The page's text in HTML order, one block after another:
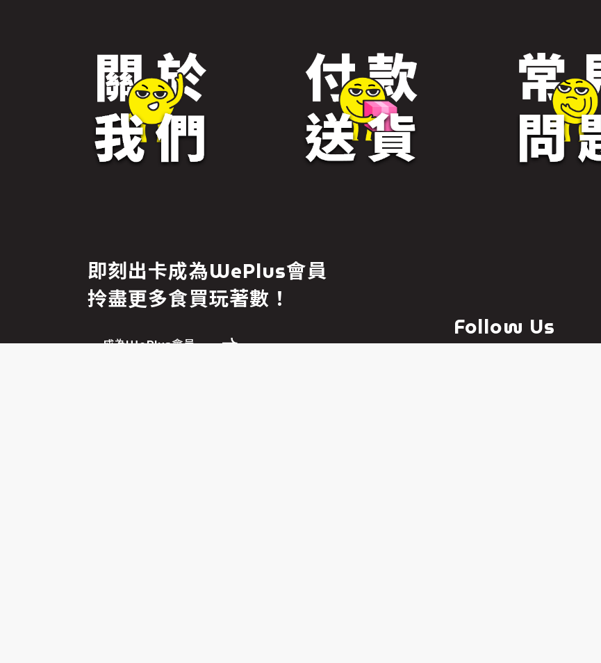
即刻出卡成為WePlus會員
拎盡更多食買玩著數！
成為WePlus會員
Follow Us
繼續前往